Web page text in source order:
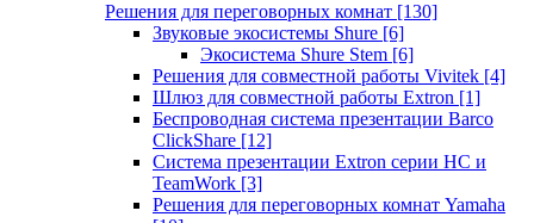
Решения для переговорных комнат [130]
Звуковые экосистемы Shure [6]
Экосистема Shure Stem [6]
Решения для совместной работы Vivitek [4]
Шлюз для совместной работы Extron [1]
Беспроводная система презентации Barco
ClickShare [12]
Система презентации Extron серии HC и
TeamWork [3]
Решения для переговорных комнат Yamaha